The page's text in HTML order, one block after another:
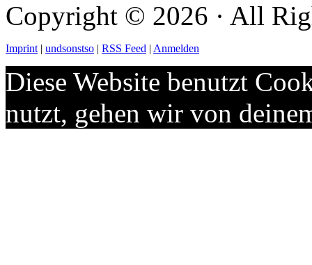
Copyright © 2026 · All
Imprint| undsonstso | RSS Feed | Anmelden
Diese Website benutzt
nutzt, gehen wir von